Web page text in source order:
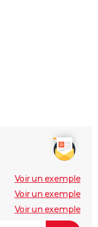
Voir un exemple
Voir un exemple
Voir un exemple